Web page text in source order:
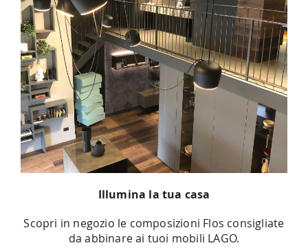
Illumina la tua casa
Scopri in negozio le composizioni Flos consigliate
da abbinare ai tuoi mobili LAGO.